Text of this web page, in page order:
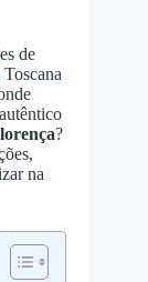
de
?
na